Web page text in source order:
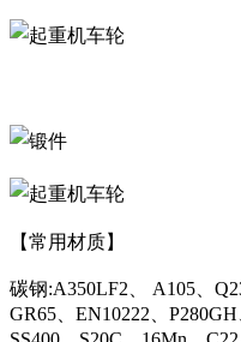
【常用材质】
碳钢:A350LF2、 A105、
GR65、EN10222、P280GH